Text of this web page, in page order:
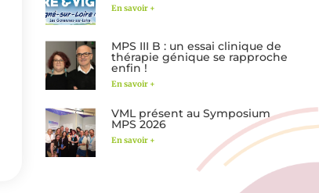
En savoir +
MPS III B : un essai clinique de
thérapie génique se rapproche
enfin !
En savoir +
VML présent au Symposium
MPS 2026
En savoir +